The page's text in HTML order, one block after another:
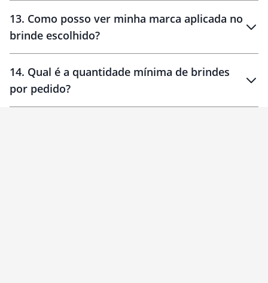
13. Como posso ver minha marca aplicada no
brinde escolhido?
14. Qual é a quantidade mínima de brindes
por pedido?